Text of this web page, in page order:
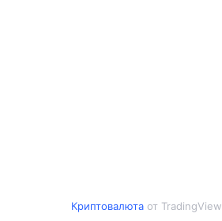
Криптовалютаот TradingView